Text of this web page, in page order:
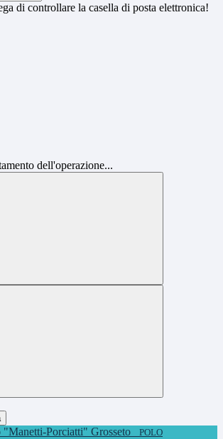
di controllare la casella di posta elettronica!
dell'operazione...
POLO